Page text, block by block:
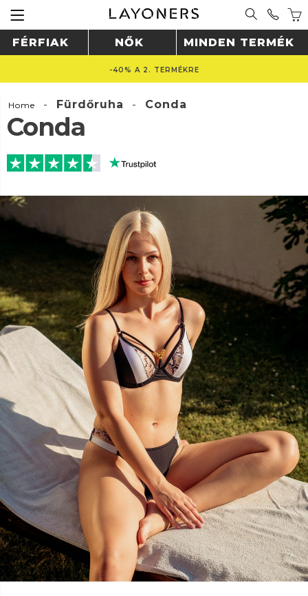
FÉRFIAK NŐK MINDEN TERMÉK
-40% A 2. TERMÉKRE
Home - Fürdőruha - Conda
Conda